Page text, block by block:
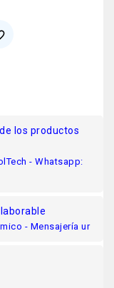
los productos
- Whatsapp:
- Mensajería ur